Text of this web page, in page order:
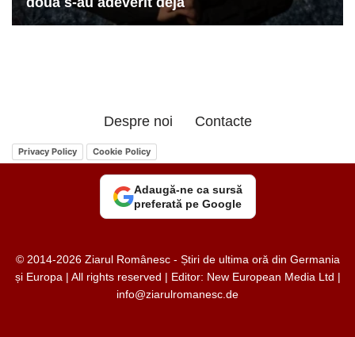
Despre noi Contacte
Privacy Policy Cookie Policy
Adaugă-ne ca sursă
preferată pe Google
© 2014-2026 Ziarul Românesc - Știri de ultima oră din Germania
și Europa | All rights reserved | Editor: New European Media Ltd |
info@ziarulromanesc.de